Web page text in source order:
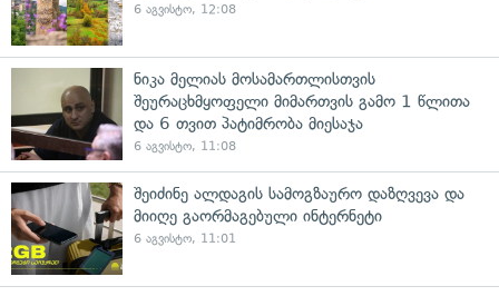
6 აგვისტო, 12:08
ნიკა მელიას მოსამართლისთვის
შეურაცხმყოფელი მიმართვის გამო 1 წლითა
და 6 თვით პატიმრობა მიესაჯა
6 აგვისტო, 11:08
შეიძინე ალდაგის სამოგზაურო დაზღვევა და
მიიღე გაორმაგებული ინტერნეტი
6 აგვისტო, 11:01